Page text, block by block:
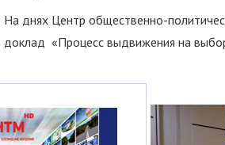
На днях Центр общественно-
доклад «Процесс выдвижения на